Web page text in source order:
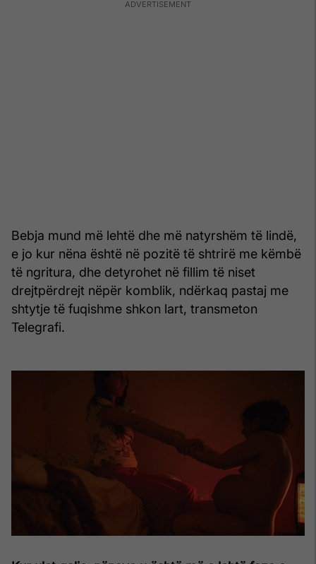
Bebja mund më lehtë dhe më natyrshëm të lindë,
e jo kur nëna është në pozitë të shtrirë me këmbë
të ngritura, dhe detyrohet në fillim të niset
drejtpërdrejt nëpër komblik, ndërkaq pastaj me
shtytje të fuqishme shkon lart, transmeton
Telegrafi.